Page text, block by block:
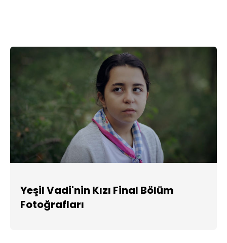
Yeşil Vadi'nin Kızı Final Bölüm
Fotoğrafları